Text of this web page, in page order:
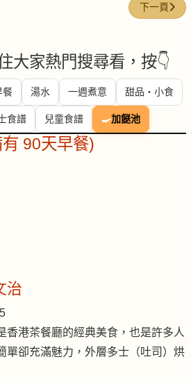
下一篇文章
下一頁
大家熱門搜尋看，按👇
餐 湯水 一週煮意 甜品・小食
食譜 兒童食譜 🍳加餸池
90天早餐)
治
香港茶餐廳的經典美食，也是許多人
單卻充滿魅力，外層多士（吐司）烘